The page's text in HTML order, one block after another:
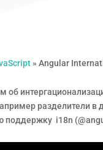
»Angular
об
разделители в
поддержку i18n